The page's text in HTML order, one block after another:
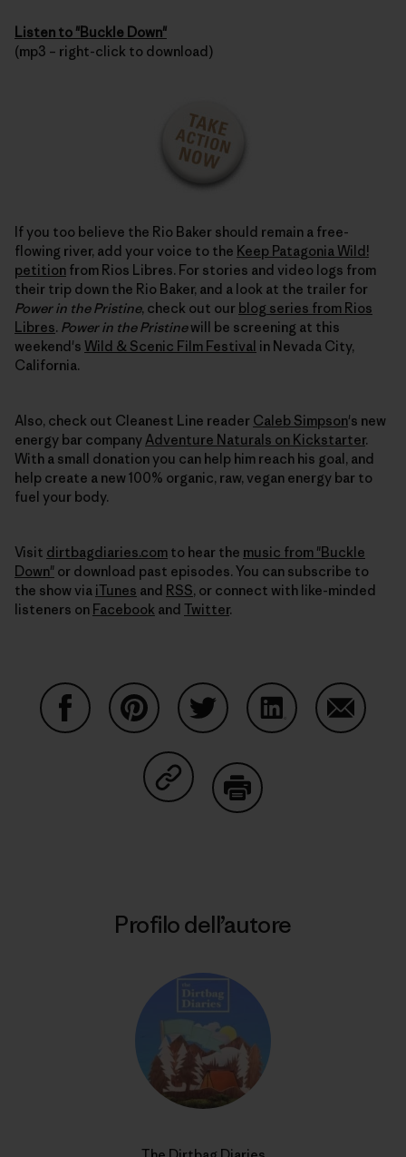
Listen to "Buckle Down"
(mp3 – right-click to download)
If you too believe the Rio Baker should remain a free-
flowing river, add your voice to the Keep Patagonia Wild!
petition from Rios Libres. For stories and video logs from
their trip down the Rio Baker, and a look at the trailer for
Power in the Pristine, check out our blog series from Rios
Libres. Power in the Pristinewill be screening at this
weekend's Wild & Scenic Film Festival in Nevada City,
California.
Also, check out Cleanest Line reader Caleb Simpson's new
energy bar company Adventure Naturals on Kickstarter.
With a small donation you can help him reach his goal, and
help create a new 100% organic, raw, vegan energy bar to
fuel your body.
Visit dirtbagdiaries.com to hear the music from "Buckle
Down" or download past episodes. You can subscribe to
the show via iTunes and RSS, or connect with like-minded
listeners on Facebook and Twitter.
Condividi su Copy Link
Profilo dell’autore